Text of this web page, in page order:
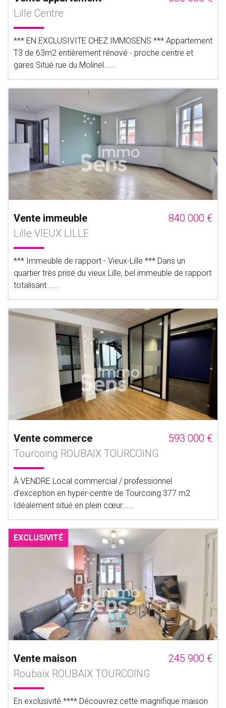
Lille Centre
*** EN EXCLUSIVITE CHEZ IMMOSENS *** Appartement
T3 de 63m2 entièrement rénové - proche centre et
gares Situé rue du Molinel......
Vente immeuble
840 000 €
Lille VIEUX LILLE
*** Immeuble de rapport - Vieux-Lille *** Dans un
quartier très prisé du vieux Lille, bel immeuble de rapport
totalisant......
Vente commerce
593 000 €
Tourcoing ROUBAIX TOURCOING
À VENDRE Local commercial / professionnel
d'exception en hyper-centre de Tourcoing 377 m2
Idéalement situé en plein cœur......
EXCLUSIVITÉ
Vente maison
245 900 €
Roubaix ROUBAIX TOURCOING
En exclusivité **** Découvrez cette magnifique maison